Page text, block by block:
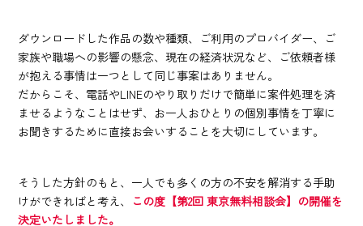
ダウンロードした作品の数や種類、ご利用のプロバイダー、ご
家族や職場への影響の懸念、現在の経済状況など、ご依頼者様
が抱える事情は一つとして同じ事案はありません。
だからこそ、電話やLINEのやり取りだけで簡単に案件処理を済
ませるようなことはせず、お一人おひとりの個別事情を丁寧に
お聞きするために直接お会いすることを大切にしています。
そうした方針のもと、一人でも多くの方の不安を解消する手助
けができればと考え、
この度【第2回 東京無料相談会】の開催を
決定いたしました。